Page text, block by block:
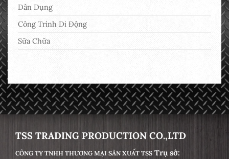
Dân Dụng
Công Trình Di Động
Sữa Chữa
TSS TRADING PRODUCTION CO.,LTD
CÔNG TY TNHH THƯƠNG MẠI SẢN XUẤT TSS Trụ sở: